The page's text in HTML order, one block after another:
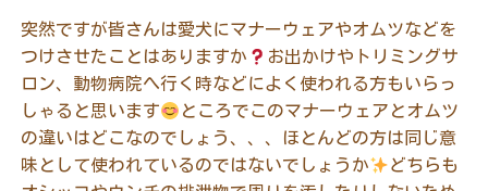
突然ですが皆さんは愛犬にマナーウェアやオムツなどを
つけさせたことはありますか
お出かけやトリミングサ
ロン、動物病院へ行く時などによく使われる方もいらっ
しゃると思います
ところでこのマナーウェアとオムツ
の違いはどこなのでしょう、、、ほとんどの方は同じ意
味として使われているのではないでしょうか
どちらも